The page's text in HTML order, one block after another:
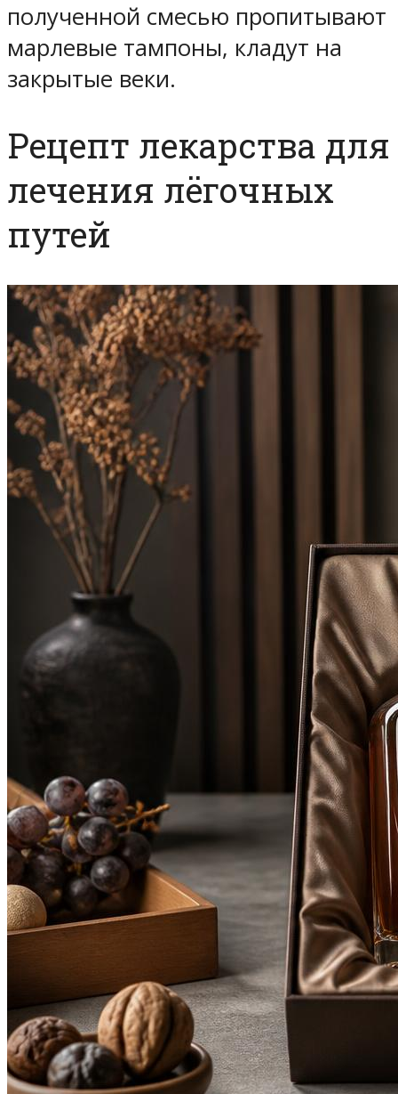
полученной смесью пропитывают
марлевые тампоны, кладут на
закрытые веки.
Рецепт лекарства для
лечения лёгочных
путей